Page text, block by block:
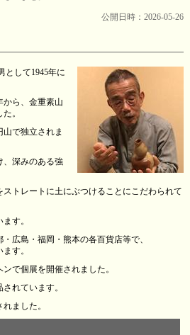
公開日時：2026-05-26
として1945年に
から、金重素山
。
山で独立されま
、深みのある強
トレートに土にぶつけることにこだわられて
す。
広島・福岡・熊本の各百貨店等で、
す。
で個展を開催されました。
れています。
ました。